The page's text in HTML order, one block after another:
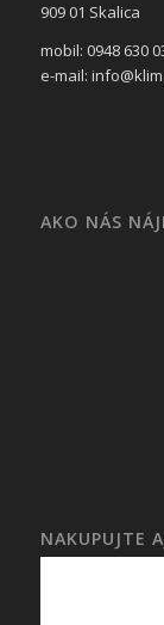
909 01 Skalica
mobil: 0948 630
e-mail:
AKO NÁS
NAKUPUJTE